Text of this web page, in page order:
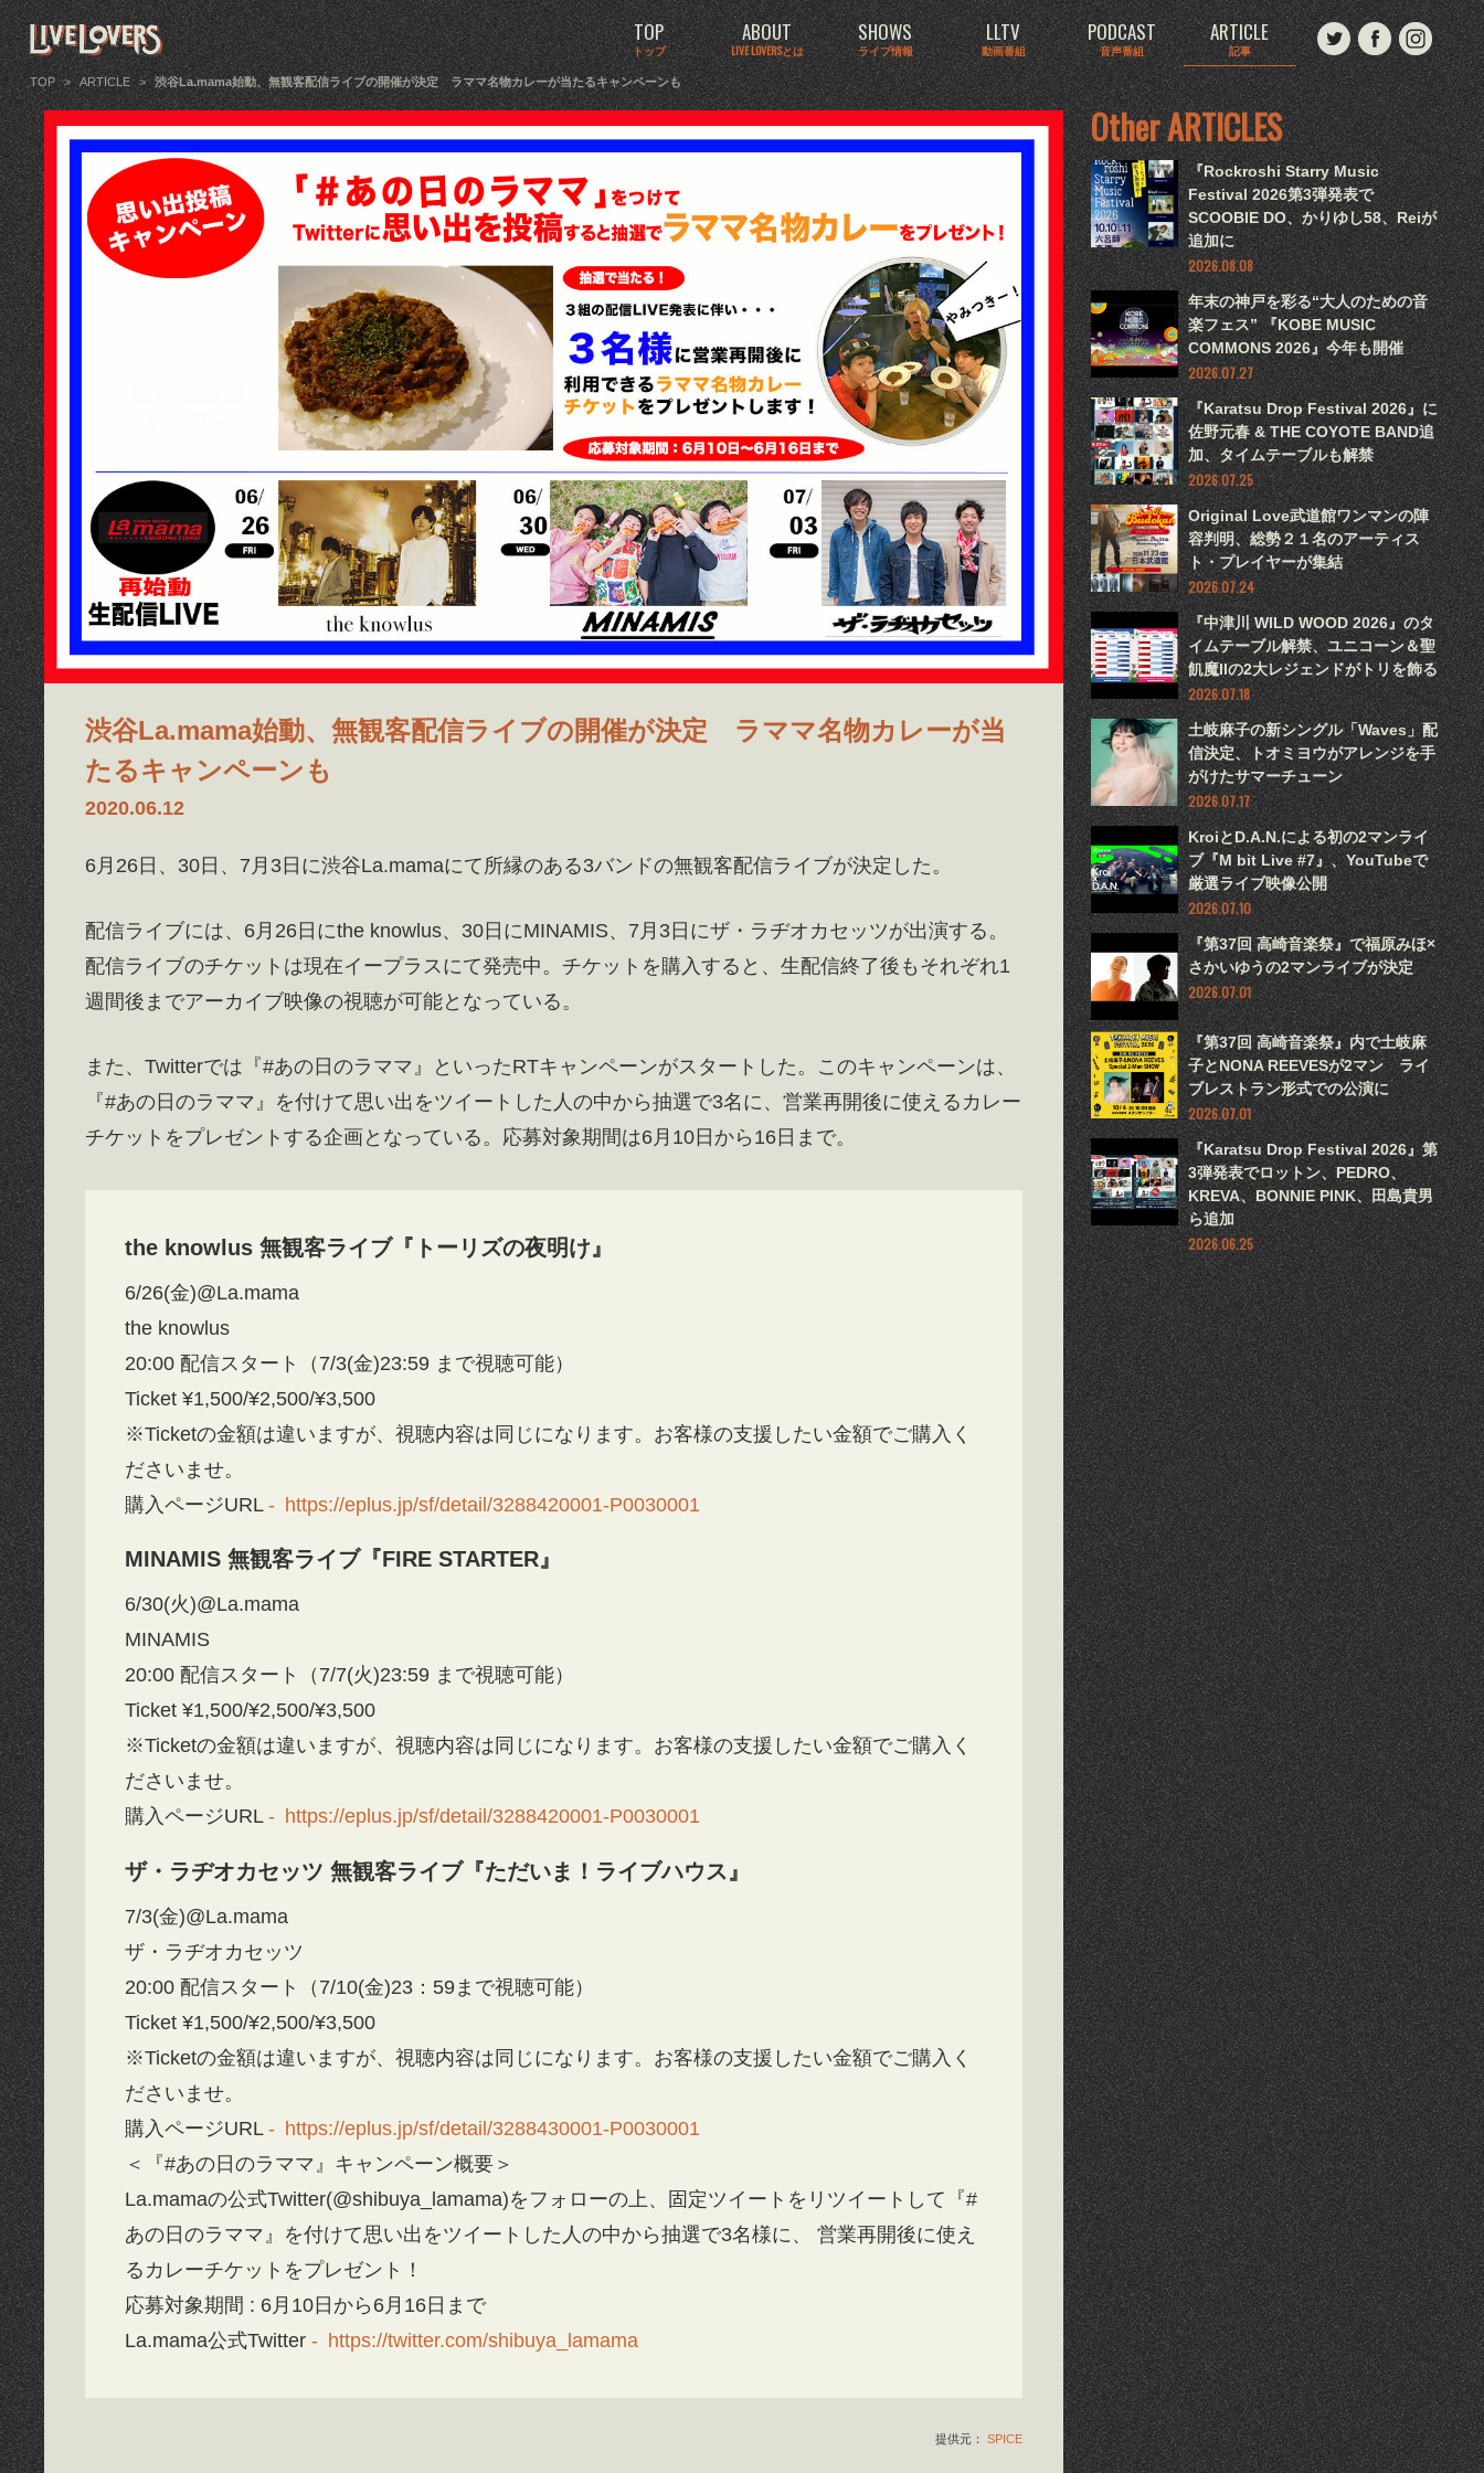
TOP
トップ
ABOUT
LIVE LOVERSとは
SHOWS
ライブ情報
LLTV
動画番組
PODCAST
音声番組
ARTICLE
記事
TOP > ARTICLE > 渋谷La.mama始動、無観客配信ライブの開催が決定 ラママ名物カレーが当たるキャンペーンも
渋谷La.mama始動、無観客配信ライブの開催が決定 ラママ名物カレーが当
たるキャンペーンも
2020.06.12
6月26日、30日、7月3日に渋谷La.mamaにて所縁のある3バンドの無観客配信ライブが決定した。
配信ライブには、6月26日にthe knowlus、30日にMINAMIS、7月3日にザ・ラヂオカセッツが出演する。
配信ライブのチケットは現在イープラスにて発売中。チケットを購入すると、生配信終了後もそれぞれ1
週間後までアーカイブ映像の視聴が可能となっている。
また、Twitterでは『#あの日のラママ』といったRTキャンペーンがスタートした。このキャンペーンは、
『#あの日のラママ』を付けて思い出をツイートした人の中から抽選で3名に、営業再開後に使えるカレー
チケットをプレゼントする企画となっている。応募対象期間は6月10日から16日まで。
the knowlus 無観客ライブ『トーリズの夜明け』
6/26(金)@La.mama
the knowlus
20:00 配信スタート（7/3(金)23:59 まで視聴可能）
Ticket ¥1,500/¥2,500/¥3,500
※Ticketの金額は違いますが、視聴内容は同じになります。お客様の支援したい金額でご購入く
ださいませ。
購入ページURL
https://eplus.jp/sf/detail/3288420001-P0030001
MINAMIS 無観客ライブ『FIRE STARTER』
6/30(火)@La.mama
MINAMIS
20:00 配信スタート（7/7(火)23:59 まで視聴可能）
Ticket ¥1,500/¥2,500/¥3,500
※Ticketの金額は違いますが、視聴内容は同じになります。お客様の支援したい金額でご購入く
ださいませ。
購入ページURL
https://eplus.jp/sf/detail/3288420001-P0030001
ザ・ラヂオカセッツ 無観客ライブ『ただいま！ライブハウス』
7/3(金)@La.mama
ザ・ラヂオカセッツ
20:00 配信スタート（7/10(金)23：59まで視聴可能）
Ticket ¥1,500/¥2,500/¥3,500
※Ticketの金額は違いますが、視聴内容は同じになります。お客様の支援したい金額でご購入く
ださいませ。
購入ページURL
https://eplus.jp/sf/detail/3288430001-P0030001
＜『#あの日のラママ』キャンペーン概要＞
La.mamaの公式Twitter(@shibuya_lamama)をフォローの上、固定ツイートをリツイートして『#
あの日のラママ』を付けて思い出をツイートした人の中から抽選で3名様に、 営業再開後に使え
るカレーチケットをプレゼント！
応募対象期間 : 6月10日から6月16日まで
La.mama公式Twitter
https://twitter.com/shibuya_lamama
提供元： SPICE
Other ARTICLES
『Rockroshi Starry Music
Festival 2026第3弾発表で
SCOOBIE DO、かりゆし58、Reiが
追加に
2026.08.08
年末の神戸を彩る“大人のための音
楽フェス” 『KOBE MUSIC
COMMONS 2026』今年も開催
2026.07.27
『Karatsu Drop Festival 2026』に
佐野元春 & THE COYOTE BAND追
加、タイムテーブルも解禁
2026.07.25
Original Love武道館ワンマンの陣
容判明、総勢２１名のアーティス
ト・プレイヤーが集結
2026.07.24
『中津川 WILD WOOD 2026』のタ
イムテーブル解禁、ユニコーン＆聖
飢魔IIの2大レジェンドがトリを飾る
2026.07.18
土岐麻子の新シングル「Waves」配
信決定、トオミヨウがアレンジを手
がけたサマーチューン
2026.07.17
KroiとD.A.N.による初の2マンライ
ブ『M bit Live #7』、YouTubeで
厳選ライブ映像公開
2026.07.10
『第37回 高崎音楽祭』で福原みほ×
さかいゆうの2マンライブが決定
2026.07.01
『第37回 高崎音楽祭』内で土岐麻
子とNONA REEVESが2マン ライ
ブレストラン形式での公演に
2026.07.01
『Karatsu Drop Festival 2026』第
3弾発表でロットン、PEDRO、
KREVA、BONNIE PINK、田島貴男
ら追加
2026.06.25